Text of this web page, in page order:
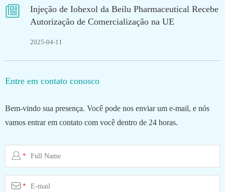

Injeção de Iohexol da Beilu Pharmaceutical Recebe
Autorização de Comercialização na UE
2025-04-11
Entre em contato conosco
Bem-vindo sua presença. Você pode nos enviar um e-mail, e nós
vamos entrar em contato com você dentro de 24 horas.
*
*